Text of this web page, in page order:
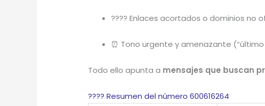
???? Enlaces acortados o dominios no
⏰ Tono urgente y amenazante
Todo ello apunta a mensajes que buscan
???? Resumen del número 600616264